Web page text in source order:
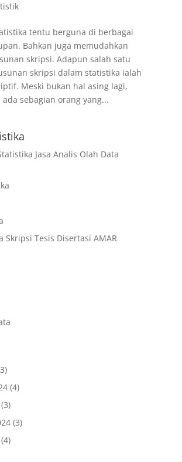
tentu berguna di berbagai
Bahkan juga memudahkan
skripsi. Adapun salah satu
skripsi dalam statistika ialah
Meski bukan hal asing lagi,
sebagian orang yang...
Jasa Analis Olah Data
Skripsi Tesis Disertasi AMAR
(4)
(3)